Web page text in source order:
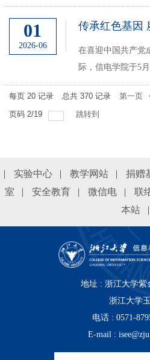
行。本次研讨会由
版社与Applied
学院青年教师发展
学院杨青教授和信
01
2026-06
在喜迎中国共产党
际，信电学院于5
泉校区第一教学楼
举行纪录片《王尽
仪式。青岛建园文
每页 20记录 总共 370记录 第一页
页码 2/19 跳转到
| 实验中心 | 教学网站 | 捐赠
室
| 安全教育 | 微信电 | 联
本站
|
地址 : 浙江大学紫
浙江大学
电话 : 0571-
E-mail :